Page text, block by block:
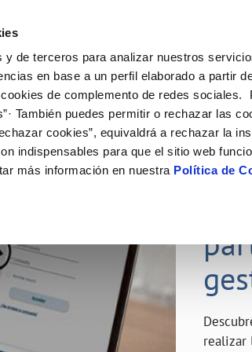
y de terceros para analizar nuestros
en base a un perfil elaborado a partir
de complemento de redes sociales.
También puedes permitir o rechazar las
cookies”, equivaldrá a rechazar la
indispensables para que el sitio web
más información en nuestra Política de
de titular
de suministro
VER TODAS LAS GESTIONES
Tu Servicio
AL CLIENTE
contacto
de fuga interior
Carta de
Customer
Tu Agua
del agua
CUIDADOS
Consejos de
Depósitos
DE GESTIÓN Y CERTIFICADOS
23 ABR
realizar